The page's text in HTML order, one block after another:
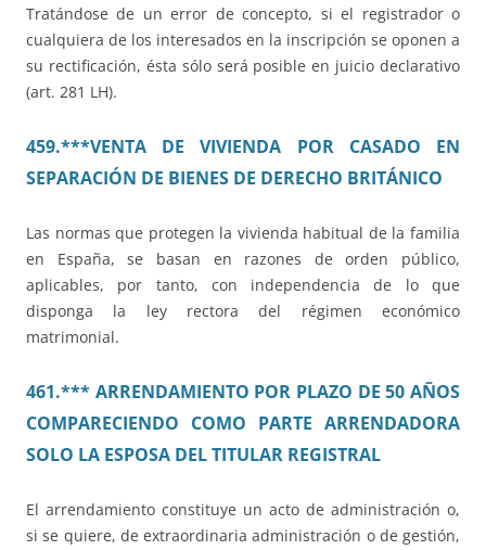
Tratándose de un error de concepto, si el registrador o
cualquiera de los interesados en la inscripción se oponen a
su rectificación, ésta sólo será posible en juicio declarativo
(art. 281 LH).
459.***VENTA DE VIVIENDA POR CASADO EN
SEPARACIÓN DE BIENES DE DERECHO BRITÁNICO
Las normas que protegen la vivienda habitual de la familia
en España, se basan en razones de orden público,
aplicables, por tanto, con independencia de lo que
disponga la ley rectora del régimen económico
matrimonial.
461.*** ARRENDAMIENTO POR PLAZO DE 50 AÑOS
COMPARECIENDO COMO PARTE ARRENDADORA
SOLO LA ESPOSA DEL TITULAR REGISTRAL
El arrendamiento constituye un acto de administración o,
si se quiere, de extraordinaria administración o de gestión,